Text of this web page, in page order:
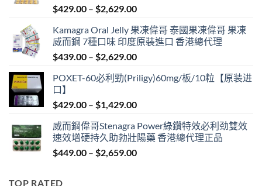
$429.00 – $2,629.00Price
$429.00
through
$2,629.00
Kamagra Oral Jelly 果凍偉哥 泰國果凍偉哥 果凍
威而鋼 7種口味 印度原裝進口 香港總代理
$439.00 – $2,629.00Price
$439.00
$2,629.00
POXET-60必利勁(Priligy)60mg/板/10粒【原装进
口】
$429.00 – $1,429.00Price
$429.00
through
$1,429.00
威而鋼偉哥Stenagra Power綠鑽特效必利劲雙效
速效增硬持久助勃壯陽藥 香港總代理正品
$449.00 – $2,659.00Price
TOP RATED